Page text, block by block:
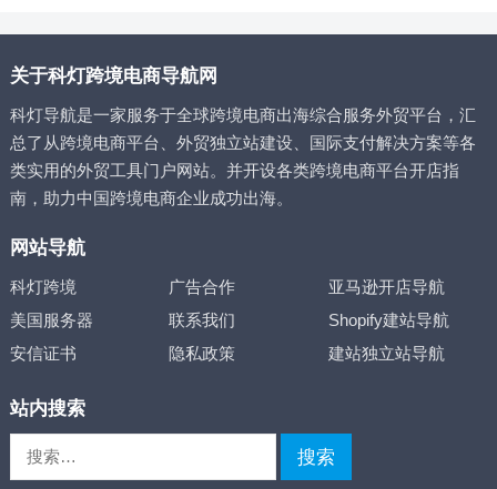
关于科灯跨境电商导航网
科灯导航是一家服务于全球跨境电商出海综合服务外贸平台，汇
总了从跨境电商平台、外贸独立站建设、国际支付解决方案等各
类实用的外贸工具门户网站。并开设各类跨境电商平台开店指
南，助力中国跨境电商企业成功出海。
网站导航
科灯跨境 广告合作
亚马逊开店导航
美国服务器
联系我们
Shopify建站导航
安信证书
隐私政策 建站独立站导航
站内搜索